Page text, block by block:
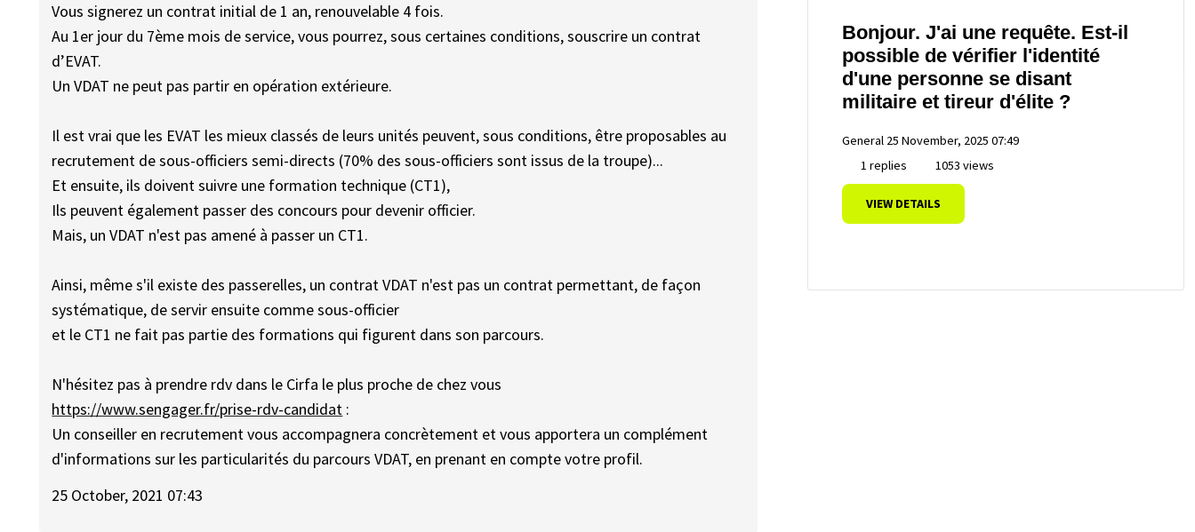
Vous signerez un contrat initial de 1 an, renouvelable 4 fois.
Au 1er jour du 7ème mois de service, vous pourrez, sous certaines conditions, souscrire un contrat
d’EVAT.
Un VDAT ne peut pas partir en opération extérieure.
Il est vrai que les EVAT les mieux classés de leurs unités peuvent, sous conditions, être proposables au
recrutement de sous-officiers semi-directs (70% des sous-officiers sont issus de la troupe)...
Et ensuite, ils doivent suivre une formation technique (CT1),
Ils peuvent également passer des concours pour devenir officier.
Mais, un VDAT n'est pas amené à passer un CT1.
Ainsi, même s'il existe des passerelles, un contrat VDAT n'est pas un contrat permettant, de façon
systématique, de servir ensuite comme sous-officier
et le CT1 ne fait pas partie des formations qui figurent dans son parcours.
N'hésitez pas à prendre rdv dans le Cirfa le plus proche de chez vous
https://www.sengager.fr/prise-rdv-candidat :
Un conseiller en recrutement vous accompagnera concrètement et vous apportera un complément
d'informations sur les particularités du parcours VDAT, en prenant en compte votre profil.
25 October, 2021 07:43
Bonjour. J'ai une requête. Est-il
possible de vérifier l'identité
d'une personne se disant
militaire et tireur d'élite ?
General 25 November, 2025 07:49
1 replies
1053 views
VIEW DETAILS